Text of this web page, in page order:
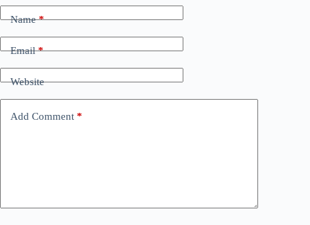
Name*
Email*
Website
Add Comment *